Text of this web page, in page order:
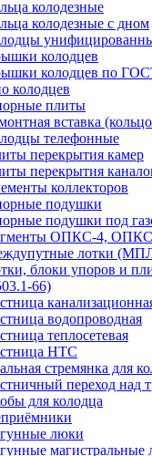
колодезные
колодезные с дном
колодцев
колодцев по
колодцев
плиты
вставка
телефонные
перекрытия камер
перекрытия
коллекторов
подушки
подушки под
ОПКС-4,
лотки
блоки упоров и
66)
водопроводная
теплосетевая
НТС
стремянка для
переход над
для колодца
люки
магистральные